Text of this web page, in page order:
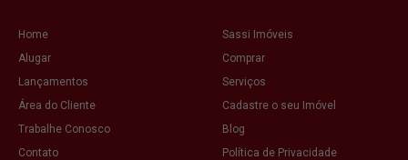
Home
Sassi Imóveis
Alugar
Comprar
Lançamentos
Serviços
Área do Cliente
Cadastre o seu Imóvel
Trabalhe Conosco
Blog
Contato
Política de Privacidade